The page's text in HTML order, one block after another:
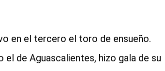
en el tercero el toro de ensueño.
el de Aguascalientes, hizo gala de su